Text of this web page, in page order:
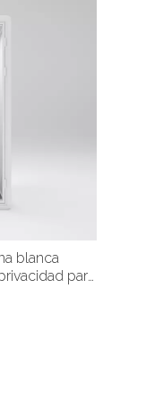
blanca
para